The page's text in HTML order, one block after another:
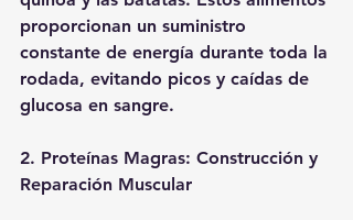
proporcionan un suministro
constante de energía durante toda la
rodada, evitando picos y caídas de
glucosa en sangre.
2. Proteínas Magras: Construcción y
Reparación Muscular